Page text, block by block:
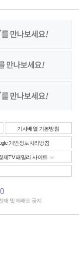
기사배열 기본방침
개인정보처리방침
제TV 패밀리 사이트
재 및 재배포 금지